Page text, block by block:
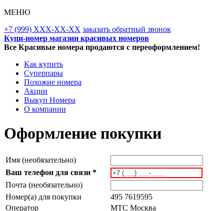
МЕНЮ
+7 (999) XXX-XX-XX заказать обратный звонок
Купи-номер магазин красивых номеров
Все Красивые номера продаются с переоформлением!
Как купить
Суперпары
Похожие номера
Акции
Выкуп Номера
О компании
Оформление покупки
Имя (необязательно)
Ваш телефон для связи *
Почта (необязательно)
Номер(а) для покупки
495 7619595
Оператор
MTC Москва